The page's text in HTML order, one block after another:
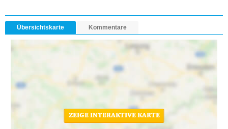
Übersichtskarte Kommentare
ZEIGE INTERAKTIVE KARTE